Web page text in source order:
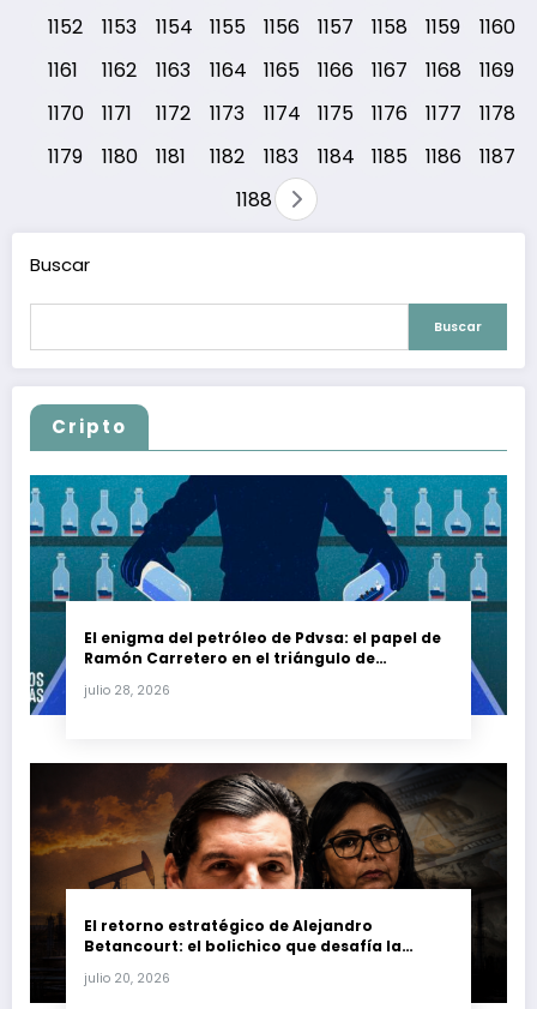
1152
1153 1154 1155 1156 1157 1158 1159
1160
1161
1162 1163 1164 1165 1166 1167 1168
1169
1170
1171 1172 1173 1174 1175 1176 1177
1178
1179
1180 1181 1182 1183 1184 1185 1186
1187
1188
Buscar
Buscar
Cripto
El enigma del petróleo de Pdvsa: el papel de
Ramón Carretero en el triángulo de
julio 28, 2026
El retorno estratégico de Alejandro
Betancourt: el bolichico que desafía la
petrolera venezolana
julio 20, 2026